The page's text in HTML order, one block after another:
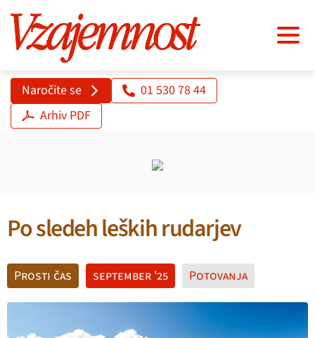
Naročite se
01 530 78 44
Arhiv PDF
Po sledeh leških rudarjev
Prosti čas september '25 Potovanja